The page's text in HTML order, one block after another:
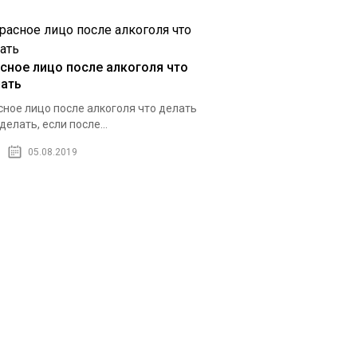
лицо после алкоголя что
лицо после алкоголя что делать
если после...
05.08.2019